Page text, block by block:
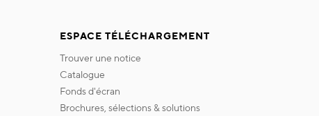
ESPACE TÉLÉCHARGEMENT
trouver une notice
catalogue
fonds d'écran
brochures, sélections & solutions